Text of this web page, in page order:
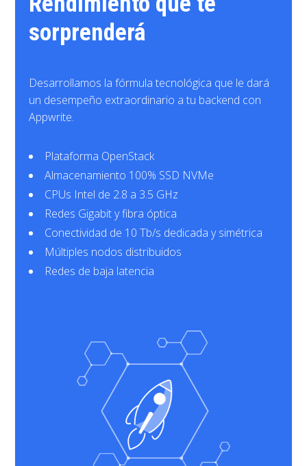
sorprenderá
Desarrollamos la fórmula tecnológica que le dará
un desempeño extraordinario a tu backend con
Appwrite.
Plataforma OpenStack
Almacenamiento 100% SSD NVMe
CPUs Intel de 2.8 a 3.5 GHz
Redes Gigabit y fibra óptica
Conectividad de 10 Tb/s dedicada y simétrica
Múltiples nodos distribuidos
Redes de baja latencia